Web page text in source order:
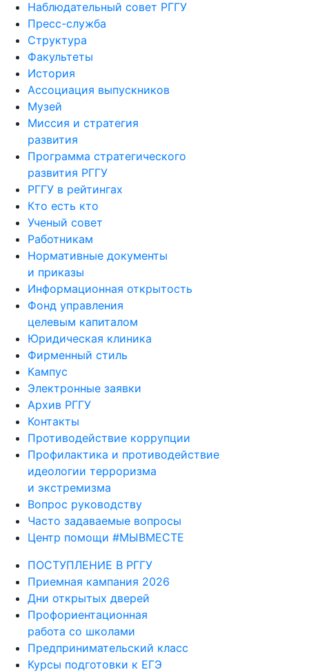
Наблюдательный совет РГГУ
Пресс-служба
Структура
Факультеты
История
Ассоциация выпускников
Музей
Миссия и стратегия
развития
Программа стратегического
развития РГГУ
РГГУ в рейтингах
Кто есть кто
Ученый совет
Работникам
Нормативные документы
и приказы
Информационная открытость
Фонд управления
целевым капиталом
Юридическая клиника
Фирменный стиль
Кампус
Электронные заявки
Архив РГГУ
Контакты
Противодействие коррупции
Профилактика и противодействие
идеологии терроризма
и экстремизма
Вопрос руководству
Часто задаваемые вопросы
Центр помощи #МЫВМЕСТЕ
ПОСТУПЛЕНИЕ В РГГУ
Приемная кампания 2026
Дни открытых дверей
Профориентационная
работа со школами
Предпринимательский класс
Курсы подготовки к ЕГЭ